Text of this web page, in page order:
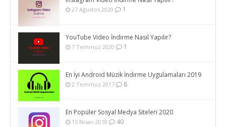
27 Ağustos 2020 1
YouTube Video İndirme Nasıl Yapılır?
7 Temmuz 2020 1
En İyi Android Müzik İndirme Uygulamaları 2019
2 Temmuz 2017 8
En Popüler Sosyal Medya Siteleri 2020
15 Nisan 2018 40